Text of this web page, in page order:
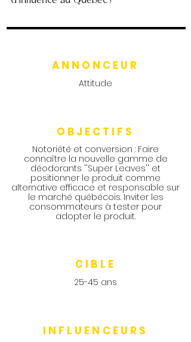
ANNONCEUR
Attitude
OBJECTIFS
Notoriété et conversion : Faire
connaître la nouvelle gamme de
déodorants ''Super Leaves'' et
positionner le produit comme
alternative efficace et responsable sur
le marché québécois. Inviter les
consommateurs à tester pour
adopter le produit.
CIBLE
25-45 ans
INFLUENCEURS